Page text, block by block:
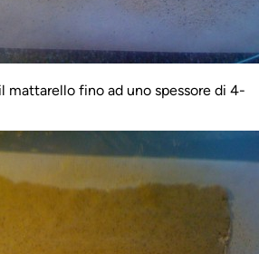
mattarello fino ad uno spessore di 4-